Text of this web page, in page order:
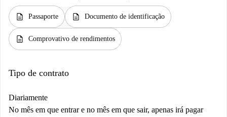
description Passaporte description Documento de identificação
description Comprovativo de rendimentos
Tipo de contrato
Diariamente
No mês em que entrar e no mês em que sair, apenas irá pagar